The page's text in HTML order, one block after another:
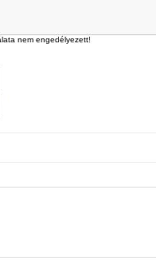
nem engedélyezett!